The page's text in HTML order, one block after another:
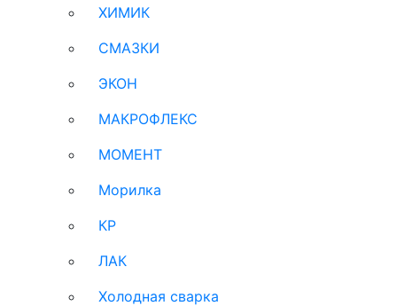
ХИМИК
СМАЗКИ
ЭКОН
МАКРОФЛЕКС
МОМЕНТ
Морилка
КР
ЛАК
Холодная сварка